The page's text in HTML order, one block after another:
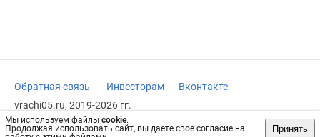
Мы используем файлы cookie.
Продолжая использовать сайт, вы даете свое согласие на
Принять
Обратная связь Инвесторам
Вконтакте
vrachi05.ru, 2019-2026 гг.
Имеются противопоказания, требуется консультация